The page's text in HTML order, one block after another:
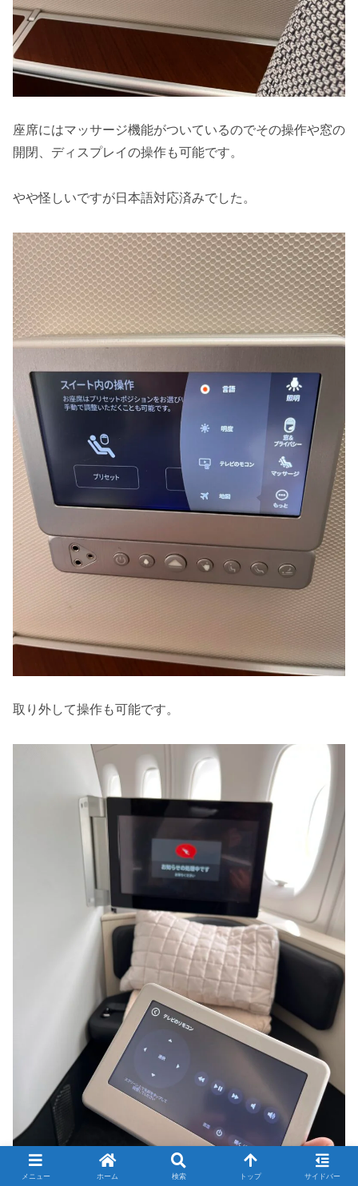
座席にはマッサージ機能がついているのでその操作や窓の
開閉、ディスプレイの操作も可能です。
やや怪しいですが日本語対応済みでした。
取り外して操作も可能です。
メニュー ホーム 検索 トップ サイドバー